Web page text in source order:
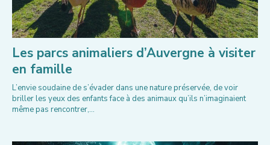
Les parcs animaliers d’Auvergne à visiter
en famille
L’envie soudaine de s’évader dans une nature préservée, de voir
briller les yeux des enfants face à des animaux qu’ils n’imaginaient
même pas rencontrer,...